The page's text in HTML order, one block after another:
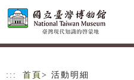
跳到主要內容
網站導覽
::: 首頁 > 活動明細